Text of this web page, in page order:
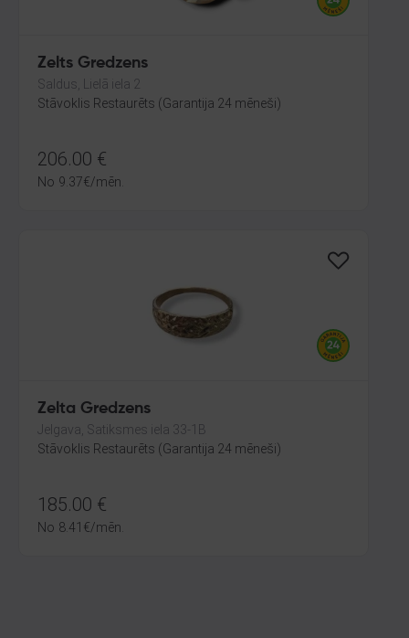
Zelts Gredzens
Saldus, Lielā iela 2
Stāvoklis Restaurēts (Garantija 24 mēneši)
206.00 €
No 9.37€/mēn.
Zelta Gredzens
Jelgava, Satiksmes iela 33-1B
Stāvoklis Restaurēts (Garantija 24 mēneši)
185.00 €
No 8.41 €/mēn.